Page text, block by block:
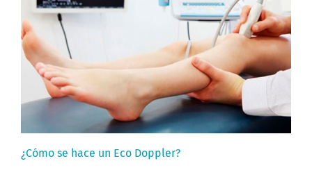
¿Cómo se hace un Eco Doppler?